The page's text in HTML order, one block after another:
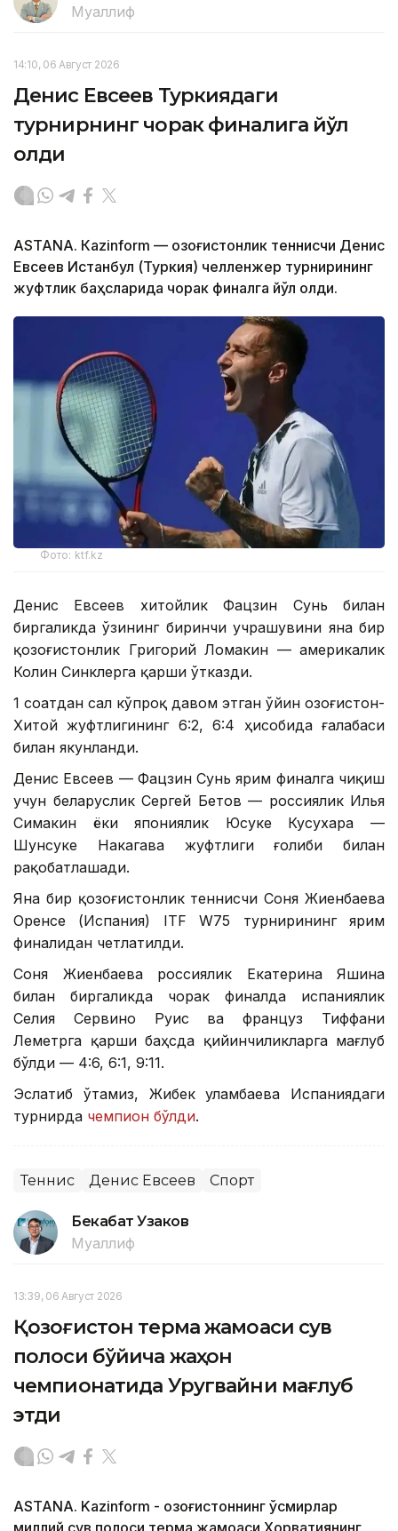
Муаллиф
14:10, 06 Август 2026
Денис Евсеев Туркиядаги
турнирнинг чорак финалига йўл
олди
ASTANА. Кazinform — Қозоғистонлик теннисчи Денис
Евсеев Истанбул (Туркия) челленжер турнирининг
жуфтлик баҳсларида чорак финалга йўл олди.
Фото: ktf.kz
Денис Евсеев хитойлик Фацзин Сунь билан
биргаликда ўзининг биринчи учрашувини яна бир
қозоғистонлик Григорий Ломакин — америкалик
Колин Синклерга қарши ўтказди.
1 соатдан сал кўпроқ давом этган ўйин Қозоғистон-
Хитой жуфтлигининг 6:2, 6:4 ҳисобида ғалабаси
билан якунланди.
Денис Евсеев — Фацзин Сунь ярим финалга чиқиш
учун беларуслик Сергей Бетов — россиялик Илья
Симакин ёки япониялик Юсуке Кусухара —
Шунсуке Накагава жуфтлиги ғолиби билан
рақобатлашади.
Яна бир қозоғистонлик теннисчи Соня Жиенбаева
Оренсе (Испания) ITF W75 турнирининг ярим
финалидан четлатилди.
Соня Жиенбаева россиялик Екатерина Яшина
билан биргаликда чорак финалда испаниялик
Селия Сервино Руис ва француз Тиффани
Леметрга қарши баҳсда қийинчиликларга мағлуб
бўлди — 4:6, 6:1, 9:11.
Эслатиб ўтамиз, Жибек Қуламбаева Испаниядаги
турнирда чемпион бўлди.
Теннис Денис Евсеев Спорт
Бекабат Узаков
Муаллиф
13:39, 06 Август 2026
Қозоғистон терма жамоаси сув
полоси бўйича жаҳон
чемпионатида Уругвайни мағлуб
этди
ASTANA. Kazinform - Қозоғистоннинг ўсмирлар